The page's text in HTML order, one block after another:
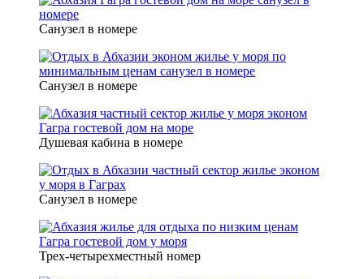
Санузел в номере
Санузел в номере
Душевая кабина в номере
Санузел в номере
Трех-четырехместный номер